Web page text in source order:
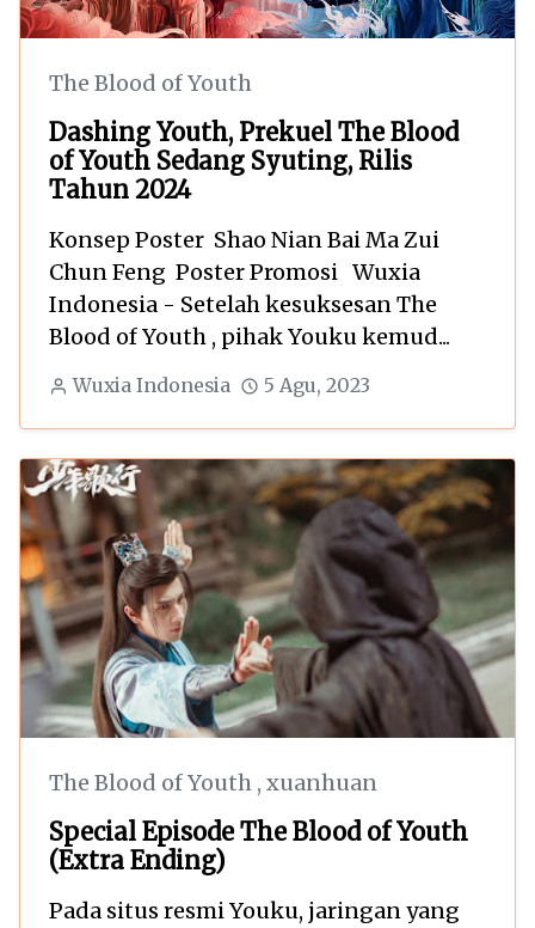
The Blood of Youth
Dashing Youth, Prekuel The Blood
of Youth Sedang Syuting, Rilis
Tahun 2024
Konsep Poster Shao Nian Bai Ma Zui
Chun Feng Poster Promosi Wuxia
Indonesia - Setelah kesuksesan The
Blood of Youth , pihak Youku kemud...
Wuxia Indonesia 5 Agu, 2023
The Blood of Youth , xuanhuan
Special Episode The Blood of Youth
(Extra Ending)
Pada situs resmi Youku, jaringan yang